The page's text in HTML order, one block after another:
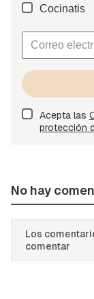
Cocinatis
Acepta las
protección
No hay
Los
comentar